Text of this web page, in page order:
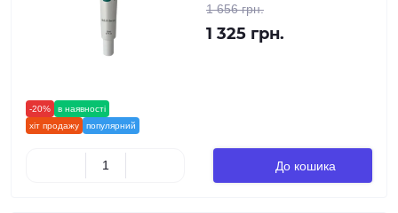
-20% в наявності
хіт продажу
популярний
1 656 грн.
1 325 грн.
До кошика